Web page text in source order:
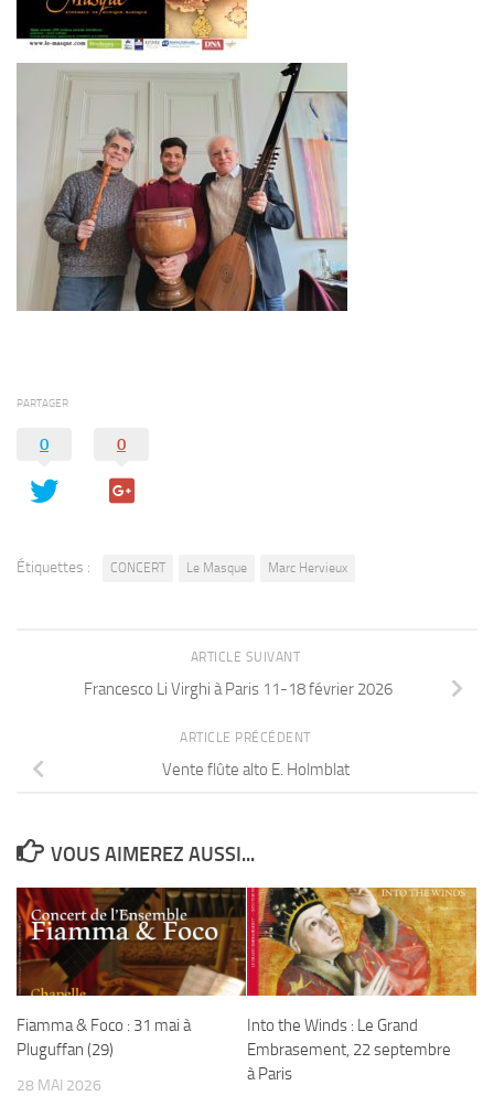
PARTAGER
0 0
Étiquettes : CONCERT Le Masque Marc Hervieux
ARTICLE SUIVANT
Francesco Li Virghi à Paris 11-18 février 2026
ARTICLE PRÉCÉDENT
Vente flûte alto E. Holmblat
VOUS AIMEREZ AUSSI...
Fiamma & Foco : 31 mai à
Pluguffan (29)
28 MAI 2026
Into the Winds : Le Grand
Embrasement, 22 septembre
à Paris